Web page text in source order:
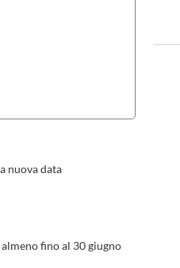
nuova data
fino al 30 giugno